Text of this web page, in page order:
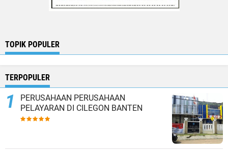
TOPIK POPULER
TERPOPULER
PERUSAHAAN PERUSAHAAN
PELAYARAN DI CILEGON BANTEN